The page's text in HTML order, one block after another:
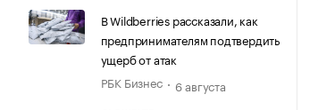
В Wildberries рассказали, как
предпринимателям подтвердить
ущерб от атак
РБК Бизнес
6 августа